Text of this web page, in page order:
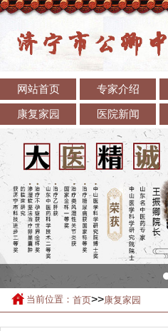
网站首页 专家介绍
康复家园 医院新闻
当前位置： 首页>>康复家园